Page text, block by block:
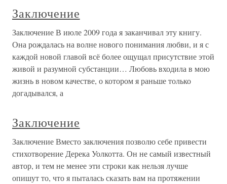
Заключение
Заключение В июле 2009 года я заканчивал эту книгу.
Она рождалась на волне нового понимания любви, и я с
каждой новой главой всё более ощущал присутствие этой
живой и разумной субстанции… Любовь входила в мою
жизнь в новом качестве, о котором я раньше только
догадывался, а
Заключение
Заключение Вместо заключения позволю себе привести
стихотворение Дерека Уолкотта. Он не самый известный
автор, и тем не менее эти строки как нельзя лучше
опишут то, что я пыталась сказать вам на протяжении